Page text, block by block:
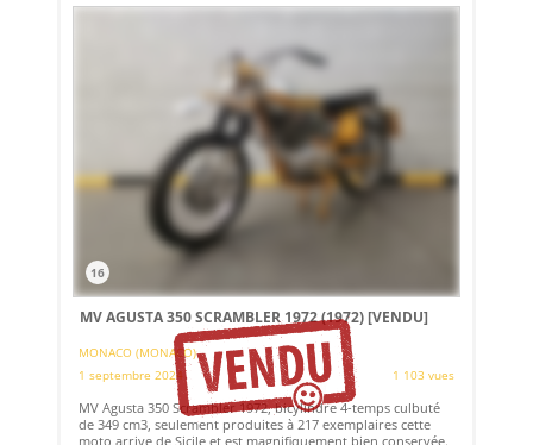
16
MV AGUSTA 350 SCRAMBLER 1972 (1972)[VENDU]
MONACO (MONACO)
1 septembre 2024
1 103 vues
MV Agusta 350 Scrambler 1972, bicylindre 4-temps culbuté
de 349 cm3, seulement produites à 217 exemplaires cette
moto arrive de Sicile et est magnifiquement bien conservée.